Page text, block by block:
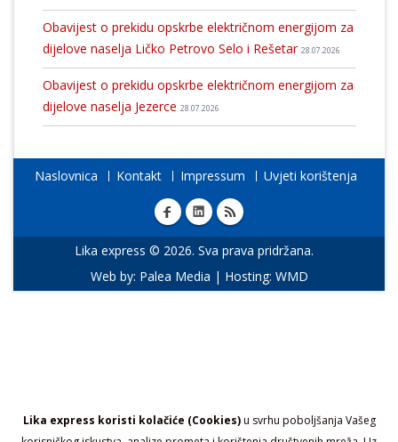
Lika express koristi kolačiće (Cookies)u svrhu poboljšanja Vašeg
Obavijest o prekidu opskrbe električnom energijom za
dijelove naselja Ličko Petrovo Selo i Rešetar 28.07.2026
Obavijest o prekidu opskrbe električnom energijom za
dijelove naselja Jezerce 28.07.2026
Naslovnica Kontakt Impressum Uvjeti korištenja
Lika express © 2026. Sva prava pridržana.
Web by: Palea Media | Hosting: WMD